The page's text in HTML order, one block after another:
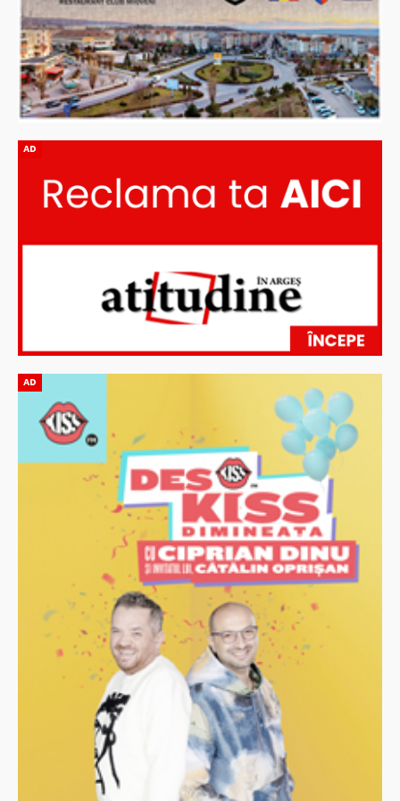
AD
AD